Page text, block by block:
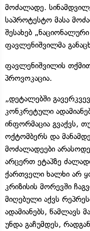
მოძალადე.
საპროტესტო მასა
შესახებ
ფავლენიშვილმა
ფავლენიშვილის
პროვოკაცია.
„დეტალებში
კონკრეტული
ინფორმაცია გვაქვს,
ოქტომბერს და
მოძალადეები
არცერთ ეტაპზე
ქართველი ხალხი არ
კრიზისის მორევში
მიღებული აქვს
ადამიანებს, წამლავს
უნდა გაჩუმდეს,